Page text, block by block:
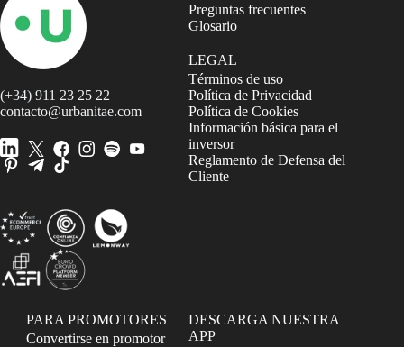
(+34) 911 23 25 22
contacto@urbanitae.com
Preguntas frecuentes
Glosario
LEGAL
Términos de uso
Política de Privacidad
Política de Cookies
Información básica para el
inversor
Reglamento de Defensa del
Cliente
PARA PROMOTORES
Convertirse en promotor
DESCARGA NUESTRA
APP